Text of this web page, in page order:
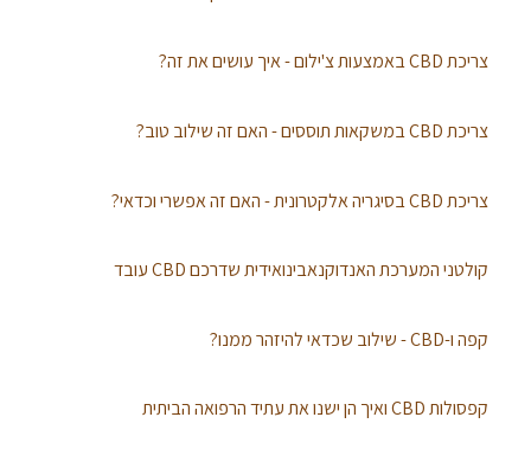
צריכת CBD באמצעות צ'ילום - איך עושים את זה?
צריכת CBD במשקאות תוססים - האם זה שילוב טוב?
צריכת CBD בסיגריה אלקטרונית - האם זה אפשרי וכדאי?
קולטני המערכת האנדוקנאבינואידית שדרכם CBD עובד
קפה ו-CBD - שילוב שכדאי להיזהר ממנו?
קפסולות CBD ואיך הן ישנו את עתיד הרפואה הביתית